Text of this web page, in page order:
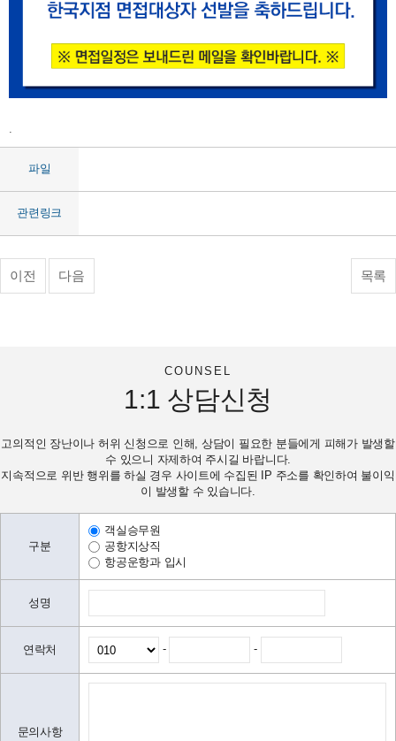
.
파일
관련링크
이전 다음 목록
COUNSEL
1:1 상담신청
고의적인 장난이나 허위 신청으로 인해, 상담이 필요한 분들에게 피해가 발생할
수 있으니 자제하여 주시길 바랍니다.
지속적으로 위반 행위를 하실 경우 사이트에 수집된 IP 주소를 확인하여 불이익
이 발생할 수 있습니다.
구분
객실승무원
공항지상직
항공운항과 입시
성명
연락처 - -
문의사항